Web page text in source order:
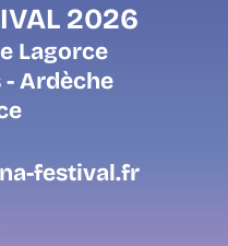
2026
Lagorce
- Ardèche
festival.fr